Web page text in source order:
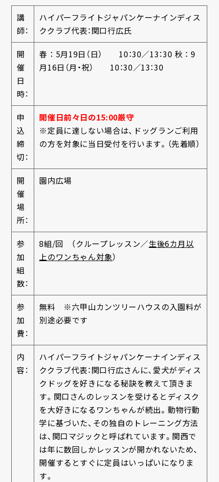
講
師：
ハイパーフライトジャパンケーナインディス
ククラブ代表：関口行広氏
開
催
日
時：
春 ： 5月19日（日） 10：30／13：30 秋 ： 9
月16日（月・祝） 10：30／13：30
申
込
締
切：
開催日前々日の15:00厳守
※定員に達しない場合は、ドッグランご利用
の方を対象に当日受付を行います。（先着順）
開
催
場
所：
園内広場
参
加
組
数：
8組/回 （クループレッスン／生後6カ月以
上のワンちゃん対象）
参
加
費：
無料 ※六甲山カンツリーハウスの入園料が
別途必要です
内
容：
ハイパーフライトジャパンケーナインディス
ククラブ代表：関口行広さんに、愛犬がディス
クドッグを好きになる秘訣を教えて頂きま
す。関口さんのレッスンを受けるとディスク
を大好きになるワンちゃんが続出。動物行動
学に基づいた、その独自のトレーニング方法
は、関口マジックと呼ばれています。関西で
は年に数回しかレッスンが開かれないため、
開催するとすぐに定員はいっぱいになりま
す。